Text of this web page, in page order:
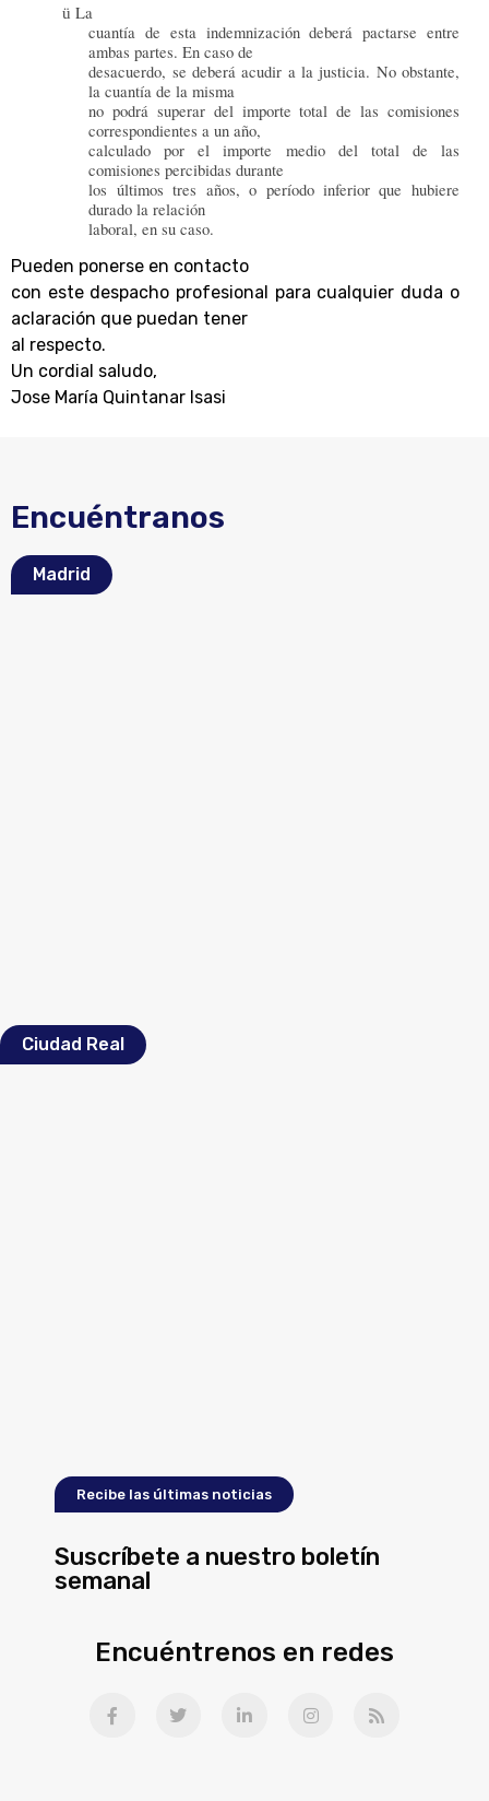
ü La
cuantía de esta indemnización deberá pactarse entre
ambas partes. En caso de
desacuerdo, se deberá acudir a la justicia. No obstante,
la cuantía de la misma
no podrá superar del importe total de las comisiones
correspondientes a un año,
calculado por el importe medio del total de las
comisiones percibidas durante
los últimos tres años, o período inferior que hubiere
durado la relación
laboral, en su caso.
Pueden ponerse en contacto
con este despacho profesional para cualquier duda o
aclaración que puedan tener
al respecto.
Un cordial saludo,
Jose María Quintanar Isasi
Encuéntranos
Madrid
Ciudad Real
Recibe las últimas noticias
Suscríbete a nuestro boletín
semanal
Encuéntrenos en redes